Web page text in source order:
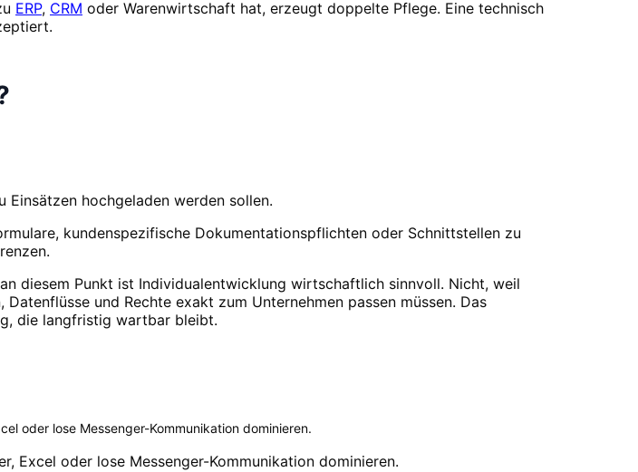
ERP, CRM oder Warenwirtschaft hat, erzeugt doppelte Pflege. Eine technisch
hochgeladen werden sollen.
kundenspezifische Dokumentationspflichten oder Schnittstellen zu
an diesem Punkt ist Individualentwicklung wirtschaftlich sinnvoll. Nicht, weil
und Rechte exakt zum Unternehmen passen müssen. Das
die langfristig wartbar bleibt.
oder lose Messenger-Kommunikation dominieren.
Excel oder lose Messenger-Kommunikation dominieren.